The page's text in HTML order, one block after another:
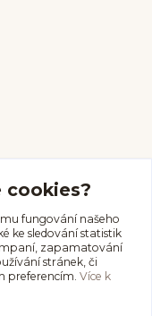
cookies?
fungování našeho
ke sledování statistik
zapamatování
stránek, či
preferencím. Více k